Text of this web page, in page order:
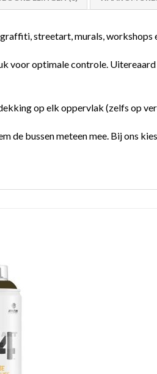
streetart, murals, workshops
voor optimale controle. Uitereaard
op elk oppervlak (zelfs op
de bussen meteen mee. Bij ons